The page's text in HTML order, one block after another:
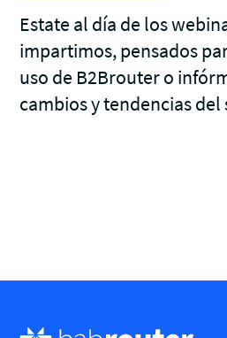
Estate al día de los
impartimos, pensados
uso de B2Brouter o
cambios y tendencias del